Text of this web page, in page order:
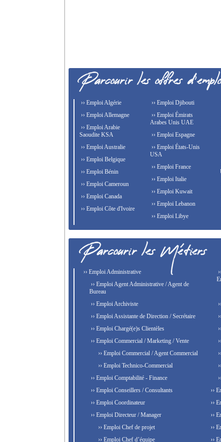
›› Emploi Algérie
›› Emploi Allemagne
›› Emploi Arabie
Saoudite KSA
›› Emploi Australie
›› Emploi Belgique
›› Emploi Bénin
›› Emploi Cameroun
›› Emploi Canada
›› Emploi Côte d'Ivoire
›› Emploi Djibouti
›› Emploi Émirats
Arabes Unis UAE
›› Emploi Espagne
›› Emploi États-Unis
USA
›› Emploi France
›› Emploi Italie
›› Emploi Kuwait
›› Emploi Lebanon
›› Emploi Libye
›› Emploi Administrative
›› Emploi Agent Administrative / Agent de
Bureau
›› Emploi Archiviste
›› Emploi Assistante de Direction / Secrétaire
›› Emploi Chargé(e)s Clientèles
›› Emploi Commercial / Marketing / Vente
›› Emploi Commercial / Agent Commercial
›› Emploi Technico-Commercial
›› Emploi Comptabilité - Finance
›› Emploi Conseillers / Consultants
›› Emploi Coordinateur
›› Emploi Directeur / Manager
›› Emploi Chef de projet
›› Emploi Chef d’équipe
››
››
››
››
››